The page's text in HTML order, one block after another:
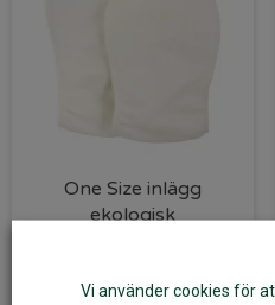
One Size inlägg
ekologisk
Vi använder cookies för